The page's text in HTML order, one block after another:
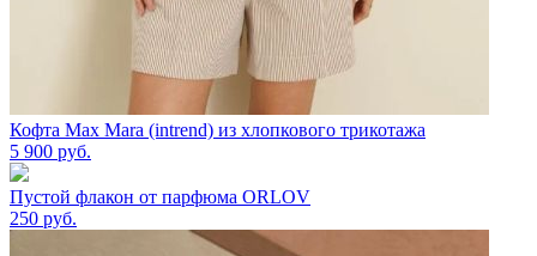
Кофта Max Mara (intrend) из хлопкового трикотажа
5 900 руб.
Пустой флакон от парфюма ORLOV
250 руб.